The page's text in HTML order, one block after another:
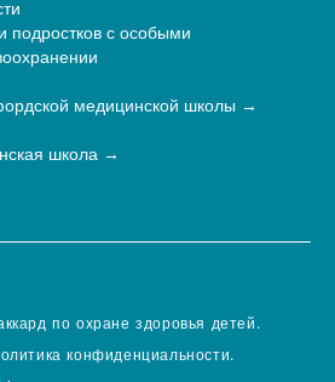
подростков с особыми
медицинской школы
школа
по охране здоровья детей.
конфиденциальности.